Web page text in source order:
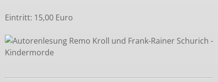
Eintritt: 15,00 Euro